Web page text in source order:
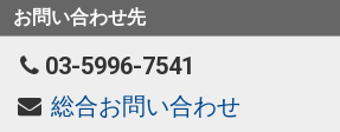
お問い合わせ先
03-5996-7541
総合お問い合わせ